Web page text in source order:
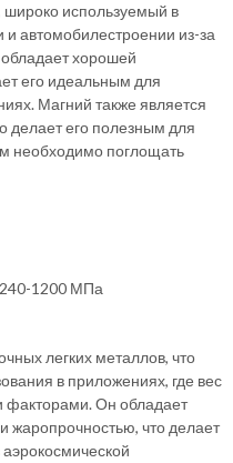
используемый в
автомобилестроении из-за
обладает хорошей
его идеальным для
Магний также является
его полезным для
необходимо поглощать
1200 МПа
легких металлов, что
в приложениях, где вес
факторами. Он обладает
жаропрочностью, что делает